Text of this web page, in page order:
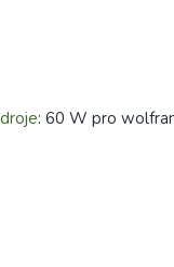
: 60 W pro